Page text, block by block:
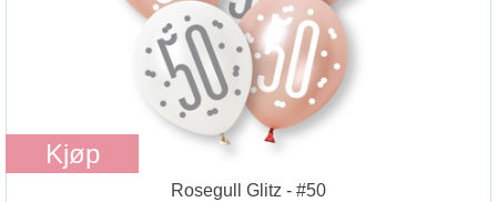
Kjøp
Rosegull Glitz - #50